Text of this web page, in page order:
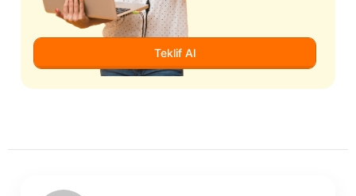
Teklif Al